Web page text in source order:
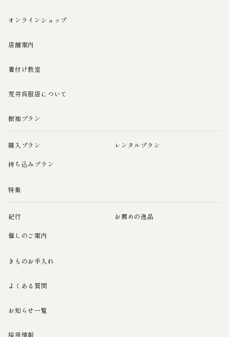
オンラインショップ
店舗案内
着付け教室
荒井呉服店について
振袖プラン
購入プラン レンタルプラン
持ち込みプラン
特集
紀行 お薦めの逸品
催しのご案内
きものお手入れ
よくある質問
お知らせ一覧
採用情報